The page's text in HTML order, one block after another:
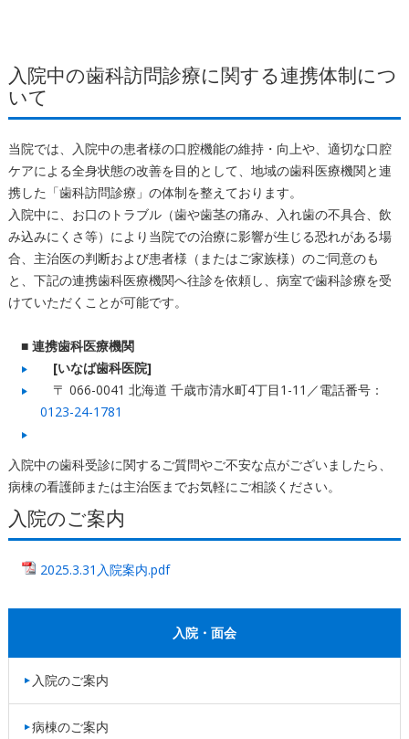
入院中の歯科訪問診療に関する連携体制につ
いて
当院では、入院中の患者様の口腔機能の維持・向上や、適切な口腔
ケアによる全身状態の改善を目的として、地域の歯科医療機関と連
携した「歯科訪問診療」の体制を整えております。
入院中に、お口のトラブル（歯や歯茎の痛み、入れ歯の不具合、飲
み込みにくさ等）により当院での治療に影響が生じる恐れがある場
合、主治医の判断および患者様（またはご家族様）のご同意のも
と、下記の連携歯科医療機関へ往診を依頼し、病室で歯科診療を受
けていただくことが可能です。
■ 連携歯科医療機関
[いなば歯科医院]
〒 066-0041 北海道 千歳市清水町4丁目1-11／電話番号：
0123-24-1781
入院中の歯科受診に関するご質問やご不安な点がございましたら、
病棟の看護師または主治医までお気軽にご相談ください。
入院のご案内
2025.3.31入院案内.pdf
入院・面会
入院のご案内
病棟のご案内